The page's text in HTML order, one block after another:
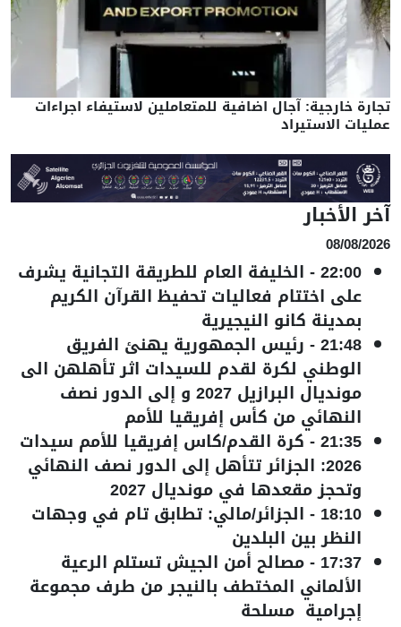
تجارة خارجية: آجال اضافية للمتعاملين لاستيفاء اجراءات
عمليات الاستيراد
آخر الأخبار
08/08/2026
22:00
- الخليفة العام للطريقة التجانية يشرف
على اختتام فعاليات تحفيظ القرآن الكريم
بمدينة كانو النيجيرية
21:48
- رئيس الجمهورية يهنئ الفريق
الوطني لكرة لقدم للسيدات اثر تأهلهن الى
مونديال البرازيل 2027 و إلى الدور نصف
النهائي من كأس إفريقيا للأمم
21:35
-كرة القدم/كاس إفريقيا للأمم سيدات
2026: الجزائر تتأهل إلى الدور نصف النهائي
وتحجز مقعدها في مونديال 2027
18:10
- الجزائر/مالي: تطابق تام في وجهات
النظر بين البلدين
17:37
-مصالح أمن الجيش تستلم الرعية
الألماني المختطف بالنيجر من طرف مجموعة
إجرامية مسلحة